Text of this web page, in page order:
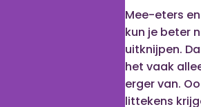
Mee-eters
kun je beter
uitknijpen.
het vaak
erger van.
littekens